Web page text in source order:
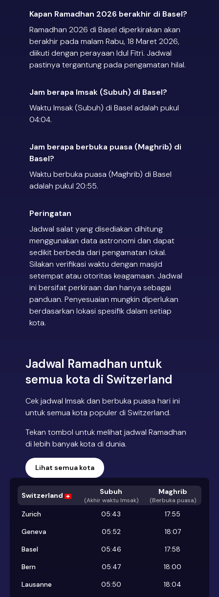
Kapan Ramadhan 2026 berakhir di Basel?
Ramadhan 2026 di Basel diperkirakan akan
berakhir pada malam Rabu, 18 Maret 2026,
diikuti dengan perayaan Idul Fitri. Jadwal
pastinya tergantung pada pengamatan hilal.
Jam berapa Imsak (Subuh) di Basel?
Waktu Imsak (Subuh) di Basel adalah pukul
04:04.
Jam berapa berbuka puasa (Maghrib) di
Basel?
Waktu berbuka puasa (Maghrib) di Basel
adalah pukul 20:55.
Peringatan
Jadwal salat yang disediakan dihitung
menggunakan data astronomi dan dapat
sedikit berbeda dari pengamatan lokal.
Silakan verifikasi waktu dengan masjid
setempat atau otoritas keagamaan. Jadwal
ini bersifat perkiraan dan hanya sebagai
panduan. Penyesuaian mungkin diperlukan
berdasarkan lokasi spesifik dalam setiap
kota.
Jadwal Ramadhan untuk
semua kota di Switzerland
Cek jadwal Imsak dan berbuka puasa hari ini
untuk semua kota populer di Switzerland.
Tekan tombol untuk melihat jadwal Ramadhan
di lebih banyak kota di dunia.
Lihat semua kota
Switzerland Subuh
(Akhir waktu Imsak)
Maghrib
(Berbuka puasa)
Zurich 05:43
17:55
Geneva
05:52
18:07
Basel
05:46
17:58
Bern
05:47
18:00
Lausanne
05:50
18:04